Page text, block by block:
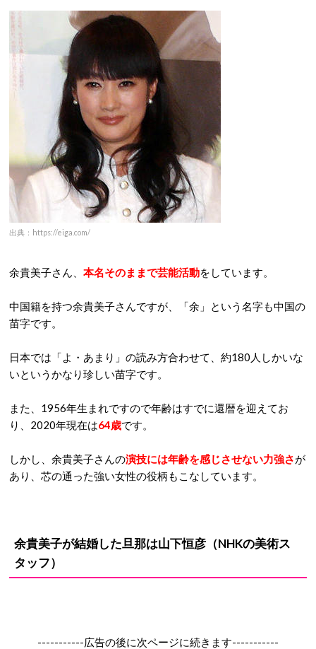
出典：https://eiga.com/
余貴美子さん、 本名そのままで芸能活動をしています。
中国籍を持つ余貴美子さんですが、「余」という名字も中国の
苗字です。
日本では「よ・あまり」の読み方合わせて、約180人しかいな
いというかなり珍しい苗字です。
また、1956年生まれですので年齢はすでに還暦を迎えてお
り、2020年現在は64歳です。
しかし、余貴美子さんの演技には年齢を感じさせない力強さが
あり、芯の通った強い女性の役柄もこなしています。
余貴美子が結婚した旦那は山下恒彦（NHKの美術ス
タッフ）
-----------広告の後に次ページに続きます-----------